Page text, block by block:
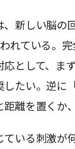
新しい脳の
れている。
応として、ま
たい。逆に
離を置くか
ている刺激が